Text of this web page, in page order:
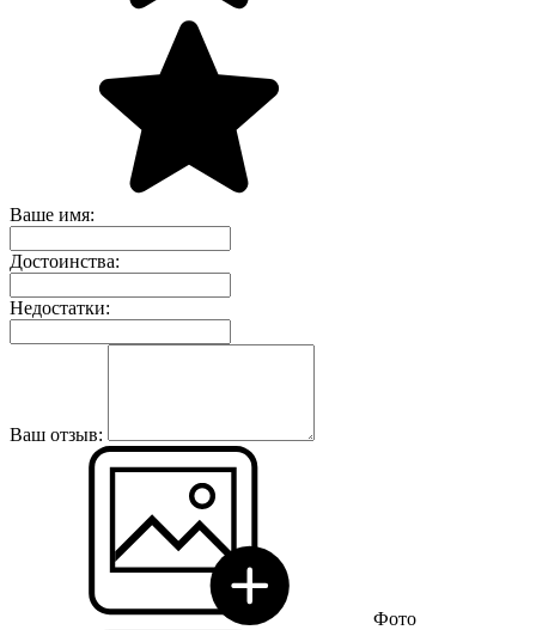
Ваше имя:
Достоинства:
Недостатки:
Ваш отзыв:
Фото